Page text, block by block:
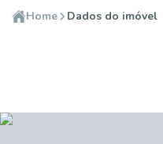
Home Dados do imóvel